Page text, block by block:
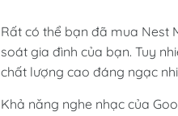
Rất có thể bạn đã mua Nest
soát gia đình của bạn. Tuy
chất lượng cao đáng ngạc
Khả năng nghe nhạc của